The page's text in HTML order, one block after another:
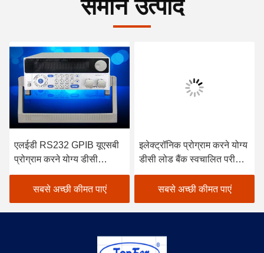
समान उत्पाद
एलईडी RS232 GPIB यूएसबी
प्रोग्राम करने योग्य डीसी
इलेक्ट्रॉनिक लोड चर परीक्षक
सबसे अच्छी कीमत पाएं
इलेक्ट्रॉनिक प्रोग्राम करने योग्य
डीसी लोड बैंक स्वचालित परीक्षण
40KHz
सबसे अच्छी कीमत पाएं